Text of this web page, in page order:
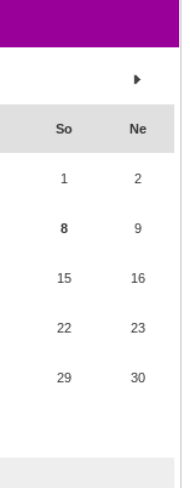
So Ne
1 2
8 9
15 16
22 23
29 30